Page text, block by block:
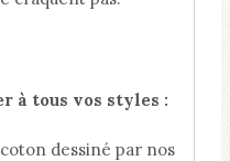
à tous vos styles :
dessiné par nos